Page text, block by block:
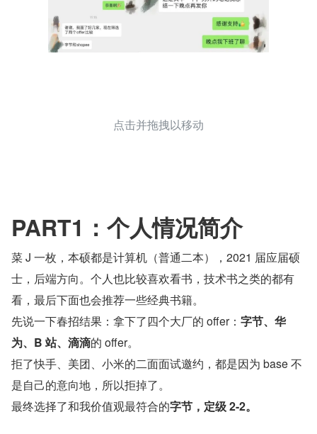
点击并拖拽以移动
PART1：个人情况简介
菜 J 一枚，本硕都是计算机（普通二本），2021 届应届硕
士，后端方向。个人也比较喜欢看书，技术书之类的都有
看，最后下面也会推荐一些经典书籍。
先说一下春招结果：拿下了四个大厂的 offer： 字节、华
为、B 站、滴滴的 offer。
拒了快手、美团、小米的二面面试邀约，都是因为 base 不
是自己的意向地，所以拒掉了。
最终选择了和我价值观最符合的字节，定级 2-2。